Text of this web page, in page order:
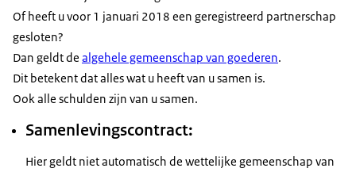
Of heeft u voor 1 januari 2018 een geregistreerd partnerschap
gesloten?
Dan geldt de algehele gemeenschap van goederen.
Dit betekent dat alles wat u heeft van u samen is.
Ook alle schulden zijn van u samen.
Samenlevingscontract:
Hier geldt niet automatisch de wettelijke gemeenschap van